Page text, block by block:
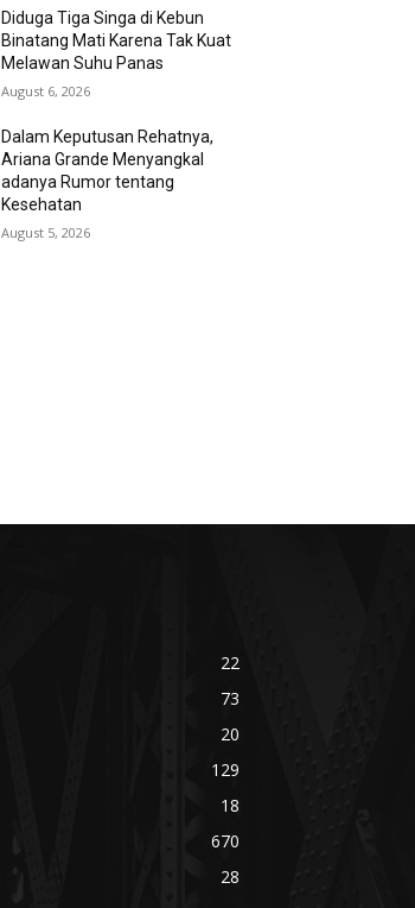
Diduga Tiga Singa di Kebun
Binatang Mati Karena Tak Kuat
Melawan Suhu Panas
August 6, 2026
Dalam Keputusan Rehatnya,
Ariana Grande Menyangkal
adanya Rumor tentang
Kesehatan
August 5, 2026
22
73
20
129
18
670
28